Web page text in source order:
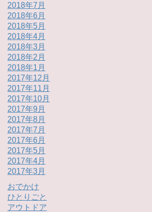
2018年7月
2018年6月
2018年5月
2018年4月
2018年3月
2018年2月
2018年1月
2017年12月
2017年11月
2017年10月
2017年9月
2017年8月
2017年7月
2017年6月
2017年5月
2017年4月
2017年3月
おでかけ
ひとりごと
アウトドア